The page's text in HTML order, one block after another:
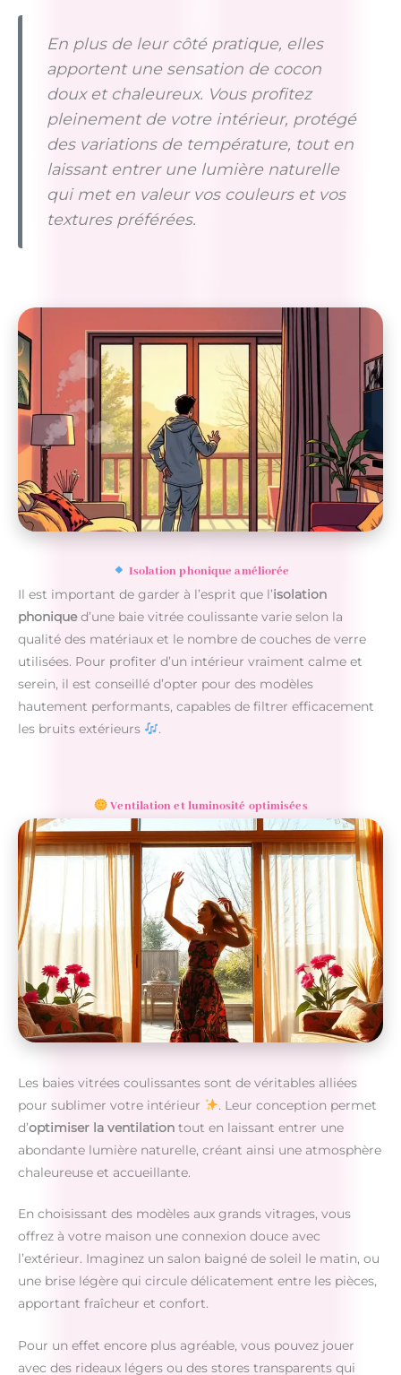
En plus de leur côté pratique, elles
apportent une sensation de cocon
doux et chaleureux. Vous profitez
pleinement de votre intérieur, protégé
des variations de température, tout en
laissant entrer une lumière naturelle
qui met en valeur vos couleurs et vos
textures préférées.
Isolation phonique améliorée
Il est important de garder à l’esprit que l’isolation
phoniqued’une baie vitrée coulissante varie selon la
qualité des matériaux et le nombre de couches de verre
utilisées. Pour profiter d’un intérieur vraiment calme et
serein, il est conseillé d’opter pour des modèles
hautement performants, capables de filtrer efficacement
les bruits extérieurs
.
Ventilation et luminosité optimisées
Les baies vitrées coulissantes sont de véritables alliées
pour sublimer votre intérieur
. Leur conception permet
d’optimiser la ventilation tout en laissant entrer une
abondante lumière naturelle, créant ainsi une atmosphère
chaleureuse et accueillante.
En choisissant des modèles aux grands vitrages, vous
offrez à votre maison une connexion douce avec
l’extérieur. Imaginez un salon baigné de soleil le matin, ou
une brise légère qui circule délicatement entre les pièces,
apportant fraîcheur et confort.
Pour un effet encore plus agréable, vous pouvez jouer
avec des rideaux légers ou des stores transparents qui